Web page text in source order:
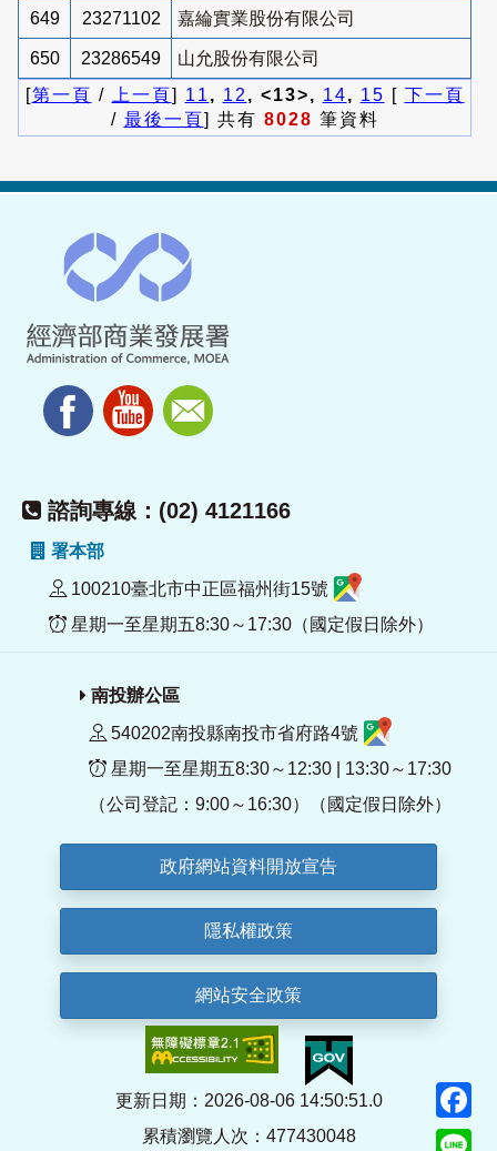
649 23271102 嘉綸實業股份有限公司
650 23286549
山允股份有限公司
[第一頁 / 上一頁] 11 , 12 , <13>, 14, 15 [ 下一頁
/ 最後一頁] 共有 8028 筆資料
諮詢專線：(02) 4121166
署本部
100210臺北市中正區福州街15號
星期一至星期五8:30～17:30（國定假日除外）
南投辦公區
540202南投縣南投市省府路4號
星期一至星期五8:30～12:30 | 13:30～17:30
（公司登記：9:00～16:30）（國定假日除外）
政府網站資料開放宣告
隱私權政策
網站安全政策
更新日期：2026-08-06 14:50:51.0
累積瀏覽人次：477430048